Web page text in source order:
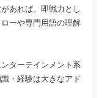
あれば、即戦力とし
ーや専門用語の理解
ターテインメント系
・経験は大きなアド